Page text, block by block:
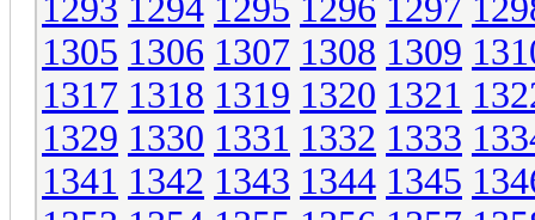
1293 1294 1295 1296 1297
1305 1306 1307 1308 1309
1317 1318 1319 1320 1321
1329 1330 1331 1332 1333
1341 1342 1343 1344 1345